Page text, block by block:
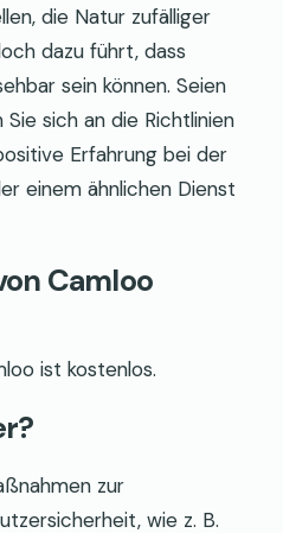
die Natur zufälliger
dazu führt, dass
sein können. Seien
sich an die Richtlinien
Erfahrung bei der
einem ähnlichen Dienst
Camloo
ist kostenlos.
zur
wie z. B.